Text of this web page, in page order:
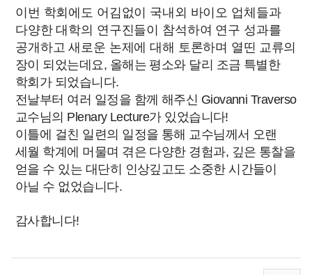
이번 학회에도 어김없이 국내외 바이오 업체들과
다양한 대학의 연구진들이 참석하여 연구 성과를
공개하고 새로운 논제에 대해 토론하며 열띤 교류의
장이 되었는데요, 올해는 평소와 달리 조금 특별한
학회가 되었습니다.
전날부터 여러 일정을 함께 해주신 Giovanni Traverso
교수님의 Plenary Lecture가 있었습니다!
이틀에 걸친 일련의 일정을 통해 교수님께서 오랜
세월 학계에 머물며 겪은 다양한 경험과, 깊은 통찰을
얻을 수 있는 대단히 인상깊고도 소중한 시간들이
아닐 수 없었습니다.
감사합니다!